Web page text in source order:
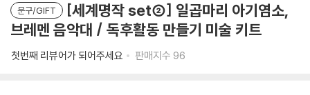
문구/GIFT
[세계명작 set②] 일곱마리 아기염소,
브레멘 음악대 / 독후활동 만들기 미술 키트
첫번째 리뷰어가 되어주세요 판매지수 96